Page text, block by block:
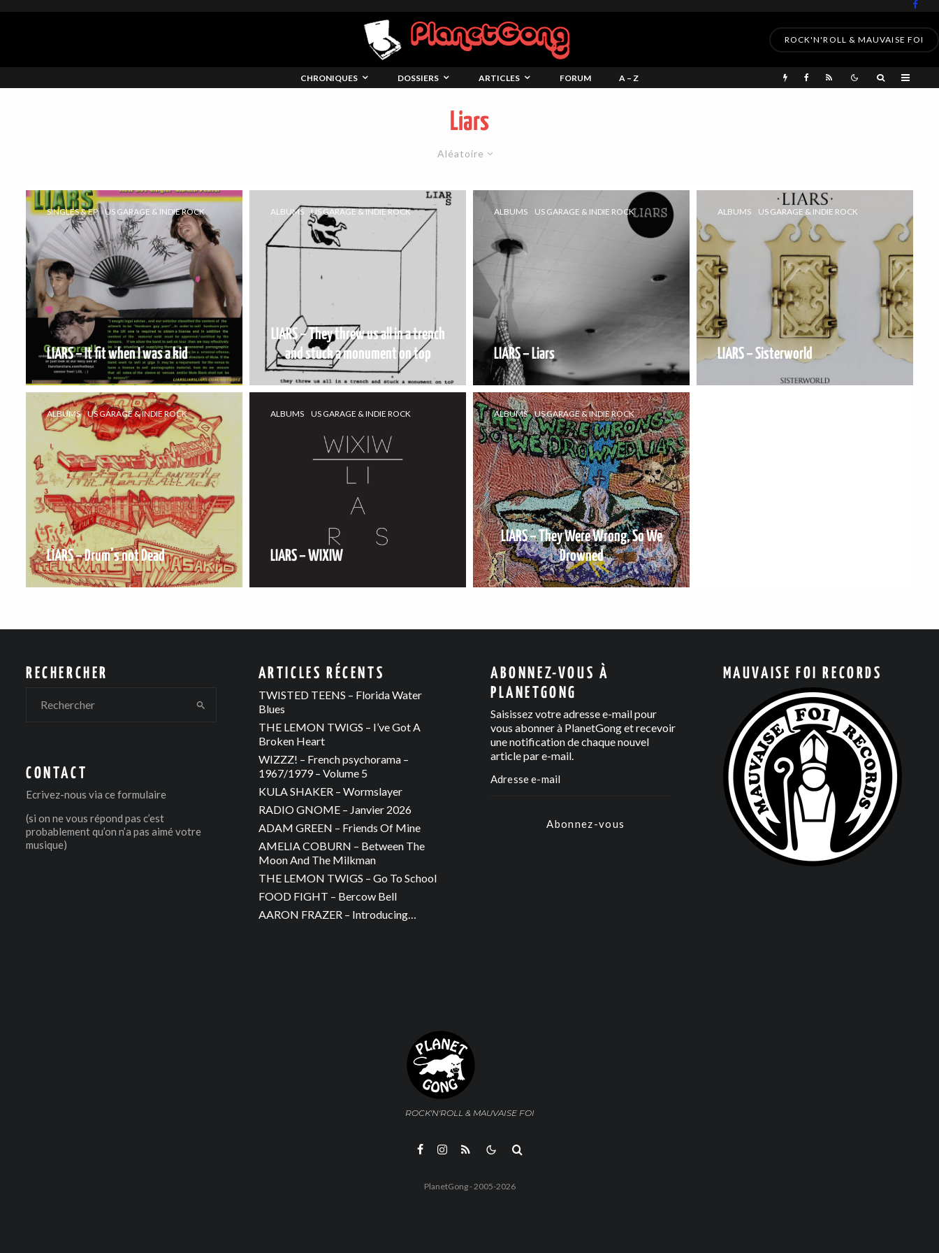
ROCK'N'ROLL & MAUVAISE FOI
CHRONIQUES DOSSIERS ARTICLES FORUM A – Z
Liars
Aléatoire
SINGLES & EP US GARAGE & INDIE ROCK
LIARS – It fit when I was a kid
ALBUMS US GARAGE & INDIE ROCK
LIARS – They threw us all in a trench
and stuck a monument on top
ALBUMS US GARAGE & INDIE ROCK
LIARS – Liars
ALBUMS US GARAGE & INDIE ROCK
LIARS – Sisterworld
ALBUMS US GARAGE & INDIE ROCK
LIARS – Drum’s not Dead
ALBUMS US GARAGE & INDIE ROCK
LIARS – WIXIW
ALBUMS US GARAGE & INDIE ROCK
LIARS – They Were Wrong, So We
Drowned
RECHERCHER
CONTACT
Ecrivez-nous via ce formulaire
(si on ne vous répond pas c’est
probablement qu’on n’a pas aimé votre
musique)
ARTICLES RÉCENTS
TWISTED TEENS – Florida Water
Blues
THE LEMON TWIGS – I’ve Got A
Broken Heart
WIZZZ! – French psychorama –
1967/1979 – Volume 5
KULA SHAKER – Wormslayer
RADIO GNOME – Janvier 2026
ADAM GREEN – Friends Of Mine
AMELIA COBURN – Between The
Moon And The Milkman
THE LEMON TWIGS – Go To School
FOOD FIGHT – Bercow Bell
AARON FRAZER – Introducing…
ABONNEZ-VOUS À
PLANETGONG
Saisissez votre adresse e-mail pour
vous abonner à PlanetGong et recevoir
une notification de chaque nouvel
article par e-mail.
Abonnez-vous
MAUVAISE FOI RECORDS
ROCK'N'ROLL & MAUVAISE FOI
PlanetGong - 2005-2026